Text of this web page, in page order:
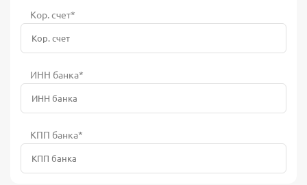
Кор. счет*
ИНН банка*
КПП банка*